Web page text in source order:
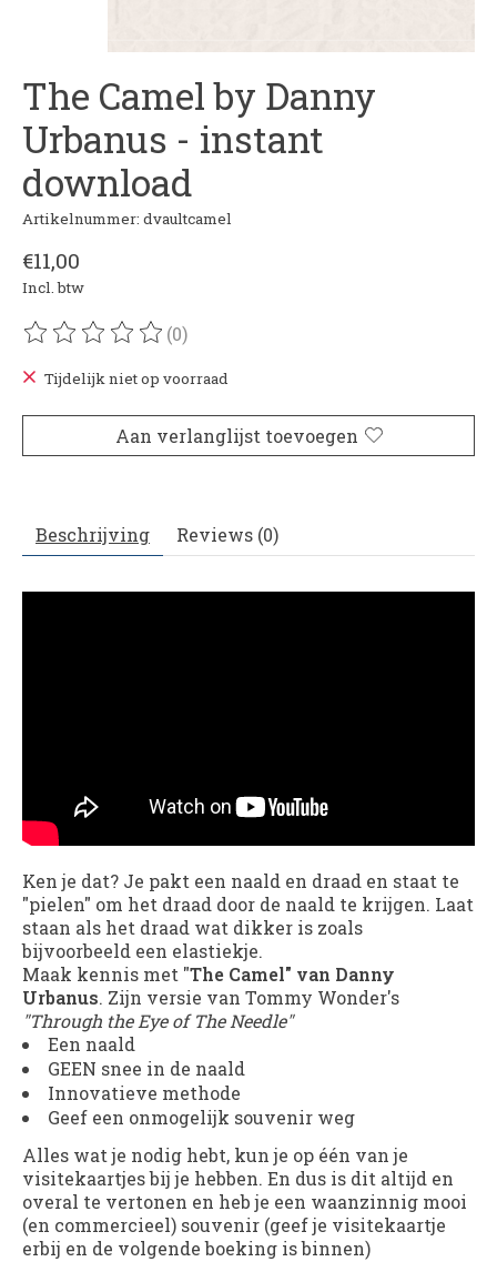
The Camel by Danny
Urbanus - instant
download
Artikelnummer: dvaultcamel
€11,00
Incl. btw
De beoordeling van dit product is
(0)
Tijdelijk niet op voorraad
Aan verlanglijst toevoegen
Beschrijving Reviews (0)
Ken je dat? Je pakt een naald en draad en staat te
"pielen" om het draad door de naald te krijgen. Laat
staan als het draad wat dikker is zoals
bijvoorbeeld een elastiekje.
Maak kennis met "The Camel" van Danny
Urbanus. Zijn versie van Tommy Wonder's
"Through the Eye of The Needle"
Een naald
GEEN snee in de naald
Innovatieve methode
Geef een onmogelijk souvenir weg
Alles wat je nodig hebt, kun je op één van je
visitekaartjes bij je hebben. En dus is dit altijd en
overal te vertonen en heb je een waanzinnig mooi
(en commercieel) souvenir (geef je visitekaartje
erbij en de volgende boeking is binnen)